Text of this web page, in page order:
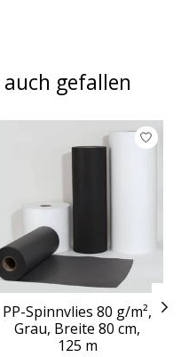
gefallen
PP-Spinnvlies 80 g/m²,
Grau, Breite 80 cm,
125 m